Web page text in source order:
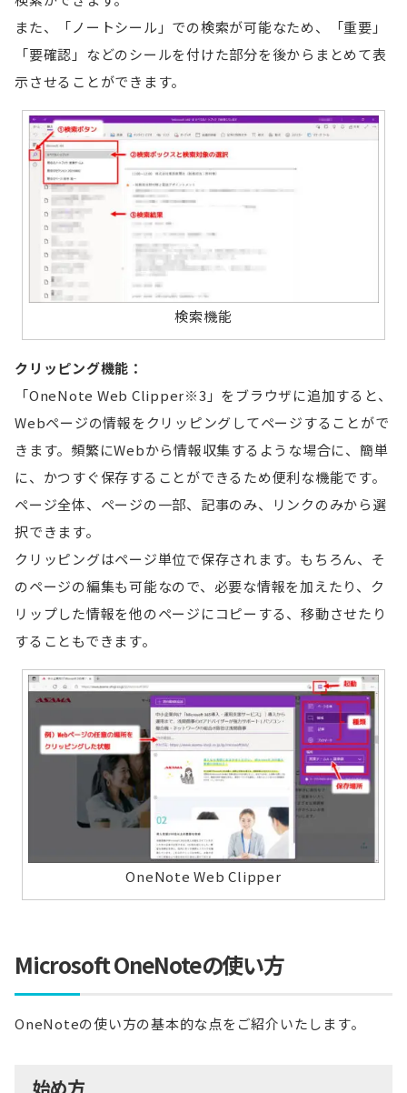
また、「ノートシール」での検索が可能なため、「重要」
「要確認」などのシールを付けた部分を後からまとめて表
示させることができます。
検索機能
クリッピング機能：
「OneNote Web Clipper※3」をブラウザに追加すると、
Webページの情報をクリッピングしてページすることがで
きます。頻繁にWebから情報収集するような場合に、簡単
に、かつすぐ保存することができるため便利な機能です。
ページ全体、ページの一部、記事のみ、リンクのみから選
択できます。
クリッピングはページ単位で保存されます。もちろん、そ
のページの編集も可能なので、必要な情報を加えたり、ク
リップした情報を他のページにコピーする、移動させたり
することもできます。
OneNote Web Clipper
Microsoft OneNoteの使い方
OneNoteの使い方の基本的な点をご紹介いたします。
始め方